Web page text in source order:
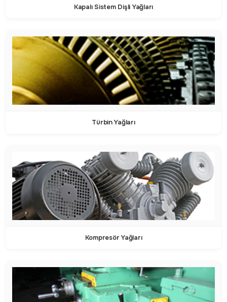
Kapalı Sistem Dişli Yağları
Türbin Yağları
Kompresör Yağları